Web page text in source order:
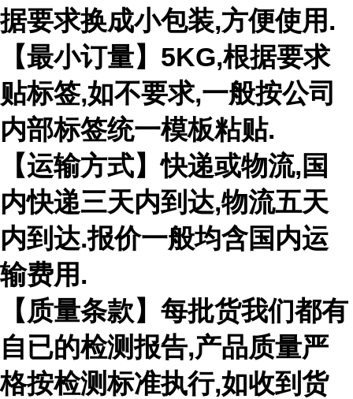
据要求换成小包装,方便使用 .
【最小订量】 5KG,根据要求
贴标签,如不要求,一般按公司
内部标签统一模板粘贴.
【运输方式】快递或物流,国
内快递三天内到达,物流五天
内到达.报价一般均含国内运
输费用 .
【质量条款】每批货我们都有
自已的检测报告,产品质量严
格按检测标准执行,如收到货